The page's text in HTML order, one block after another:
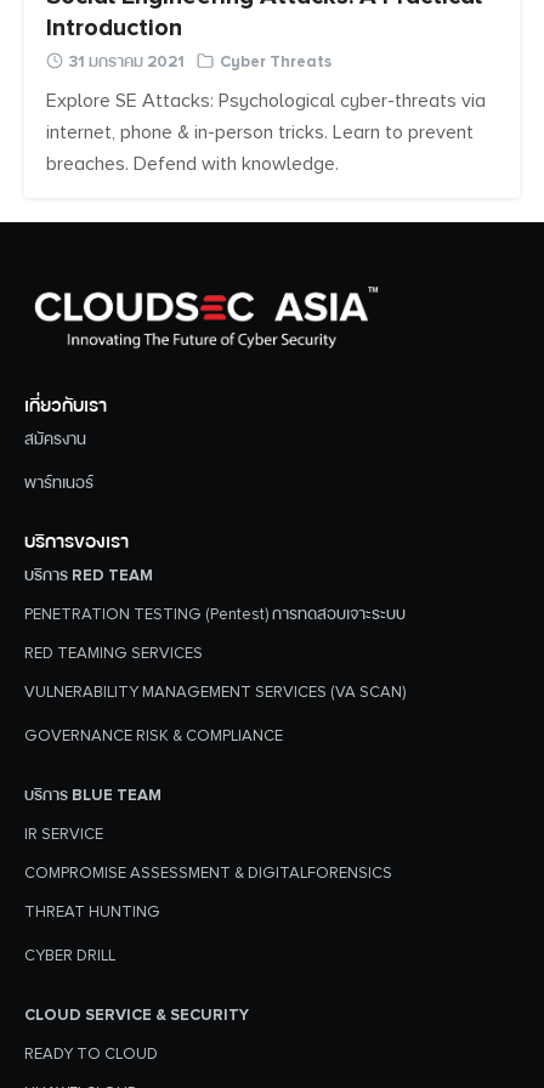
for:
Introduction
31 มกราคม 2021 Cyber Threats
Explore SE Attacks: Psychological cyber-threats via
internet, phone & in-person tricks. Learn to prevent
breaches. Defend with knowledge.
เกี่ยวกับเรา
สมัครงาน
พาร์ทเนอร์
บริการของเรา
บริการ RED TEAM
PENETRATION TESTING (Pentest) การทดสอบเจาะระบบ
RED TEAMING SERVICES
VULNERABILITY MANAGEMENT SERVICES (VA SCAN)
GOVERNANCE RISK & COMPLIANCE
บริการ BLUE TEAM
IR SERVICE
COMPROMISE ASSESSMENT & DIGITALFORENSICS
THREAT HUNTING
CYBER DRILL
CLOUD SERVICE & SECURITY
READY TO CLOUD